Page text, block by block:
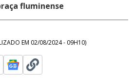
fluminense
EM 02/08/2024 - 09H10)